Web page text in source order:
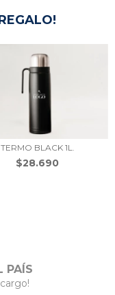
TERMO BLACK 1L.
$28.690
PAÍS